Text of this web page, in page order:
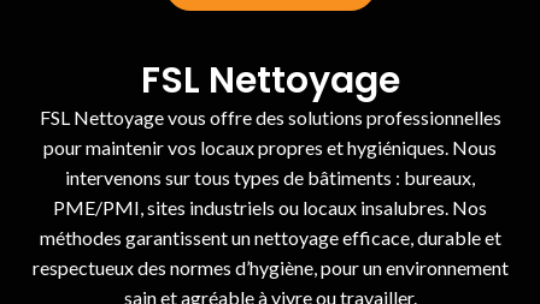
FSL Nettoyage
FSL Nettoyage vous offre des solutions professionnelles
pour maintenir vos locaux propres et hygiéniques. Nous
intervenons sur tous types de bâtiments : bureaux,
PME/PMI, sites industriels ou locaux insalubres. Nos
méthodes garantissent un nettoyage efficace, durable et
respectueux des normes d’hygiène, pour un environnement
sain et agréable à vivre ou travailler.